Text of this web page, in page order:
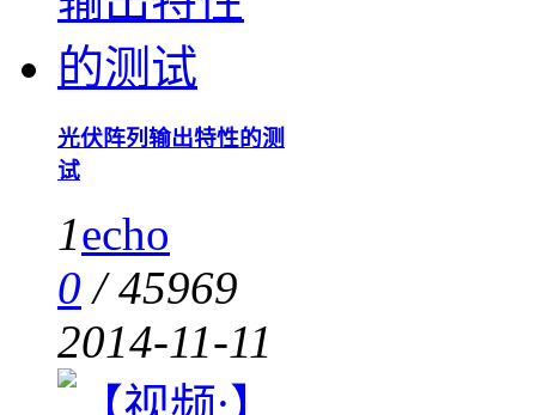
光伏阵列输出特性的测
试
1echo
0 /45969
2014-11-11